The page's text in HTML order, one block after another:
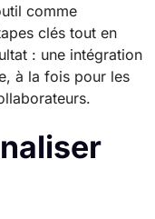
comme
clés tout en
: une intégration
à la fois pour les